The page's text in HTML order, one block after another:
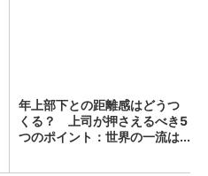
年上部下との距離感はどうつ
くる？ 上司が押さえるべき5
つのポイント：世界の一流は...